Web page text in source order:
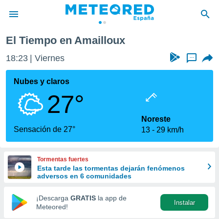
de
por
que se
calidad.
a este
las
y
forma
digital
basada
El Tiempo en Amailloux
18:23 Viernes ...
Nubes y claros
27°
Sensación de 27°
Noreste
13
29 km/h
Tormentas fuertes
Esta tarde las tormentas dejarán fenómenos
adversos en 6 comunidades
¡Descarga GRATIS la app de
Meteored!
Instalar